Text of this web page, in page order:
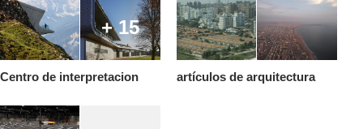
+ 15
Centro de interpretacion artículos de arquitectura